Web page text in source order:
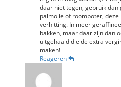
daar niet tegen, gebruik dan
palmolie of roomboter,
verhitting. In meer
bakken, maar daar zijn dan
uitgehaald die de extra
maken!
Reageren